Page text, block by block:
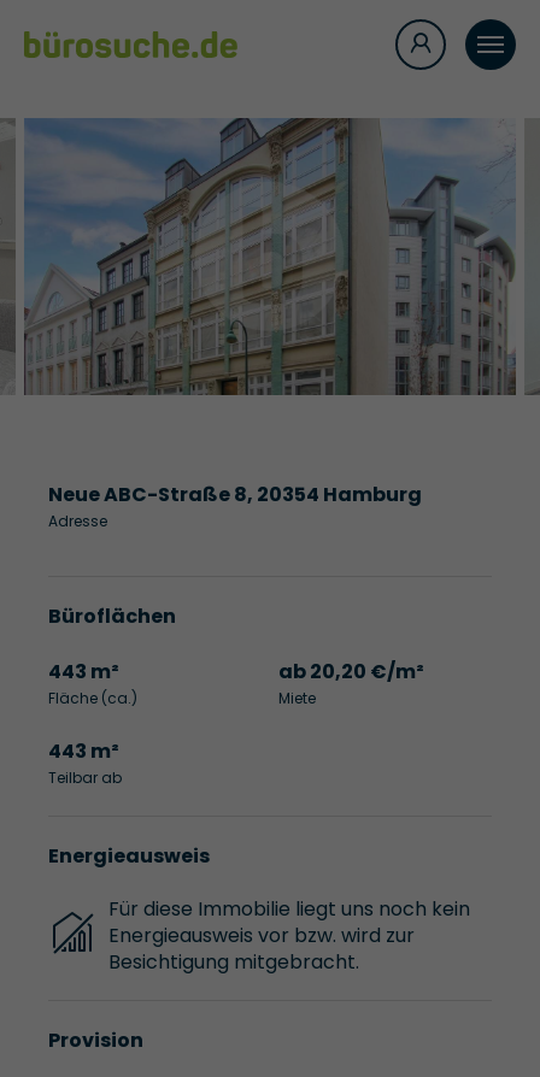
Neue ABC-Straße 8, 20354 Hamburg
Adresse
Büroflächen
443 m²
Fläche (ca.)
ab 20,20 €/m²
Miete
443 m²
Teilbar ab
Energieausweis
Für diese Immobilie liegt uns noch kein
Energieausweis vor bzw. wird zur
Besichtigung mitgebracht.
Provision